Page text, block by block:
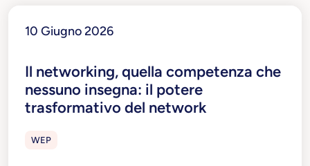
10 Giugno 2026
Il networking, quella competenza che
nessuno insegna: il potere
trasformativo del network
WEP